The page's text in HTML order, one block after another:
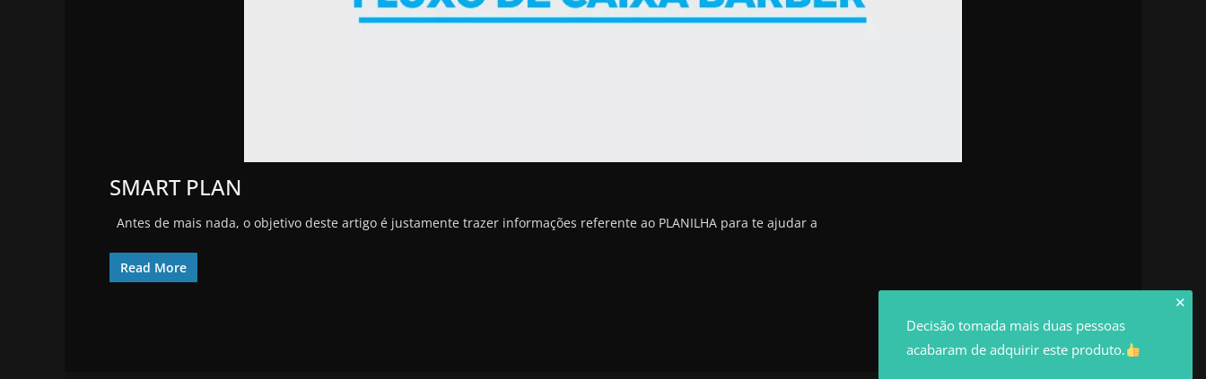
SMART PLAN
Antes de mais nada, o objetivo deste artigo é justamente trazer informações referente ao PLANILHA para te ajudar a
Read More
✕
Decisão tomada mais duas pessoas
acabaram de adquirir este produto.